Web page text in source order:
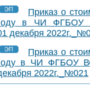
Приказ о
в ЧИ ФГБОУ
декабря
Приказ о
в ЧИ ФГБОУ
2022г._№021